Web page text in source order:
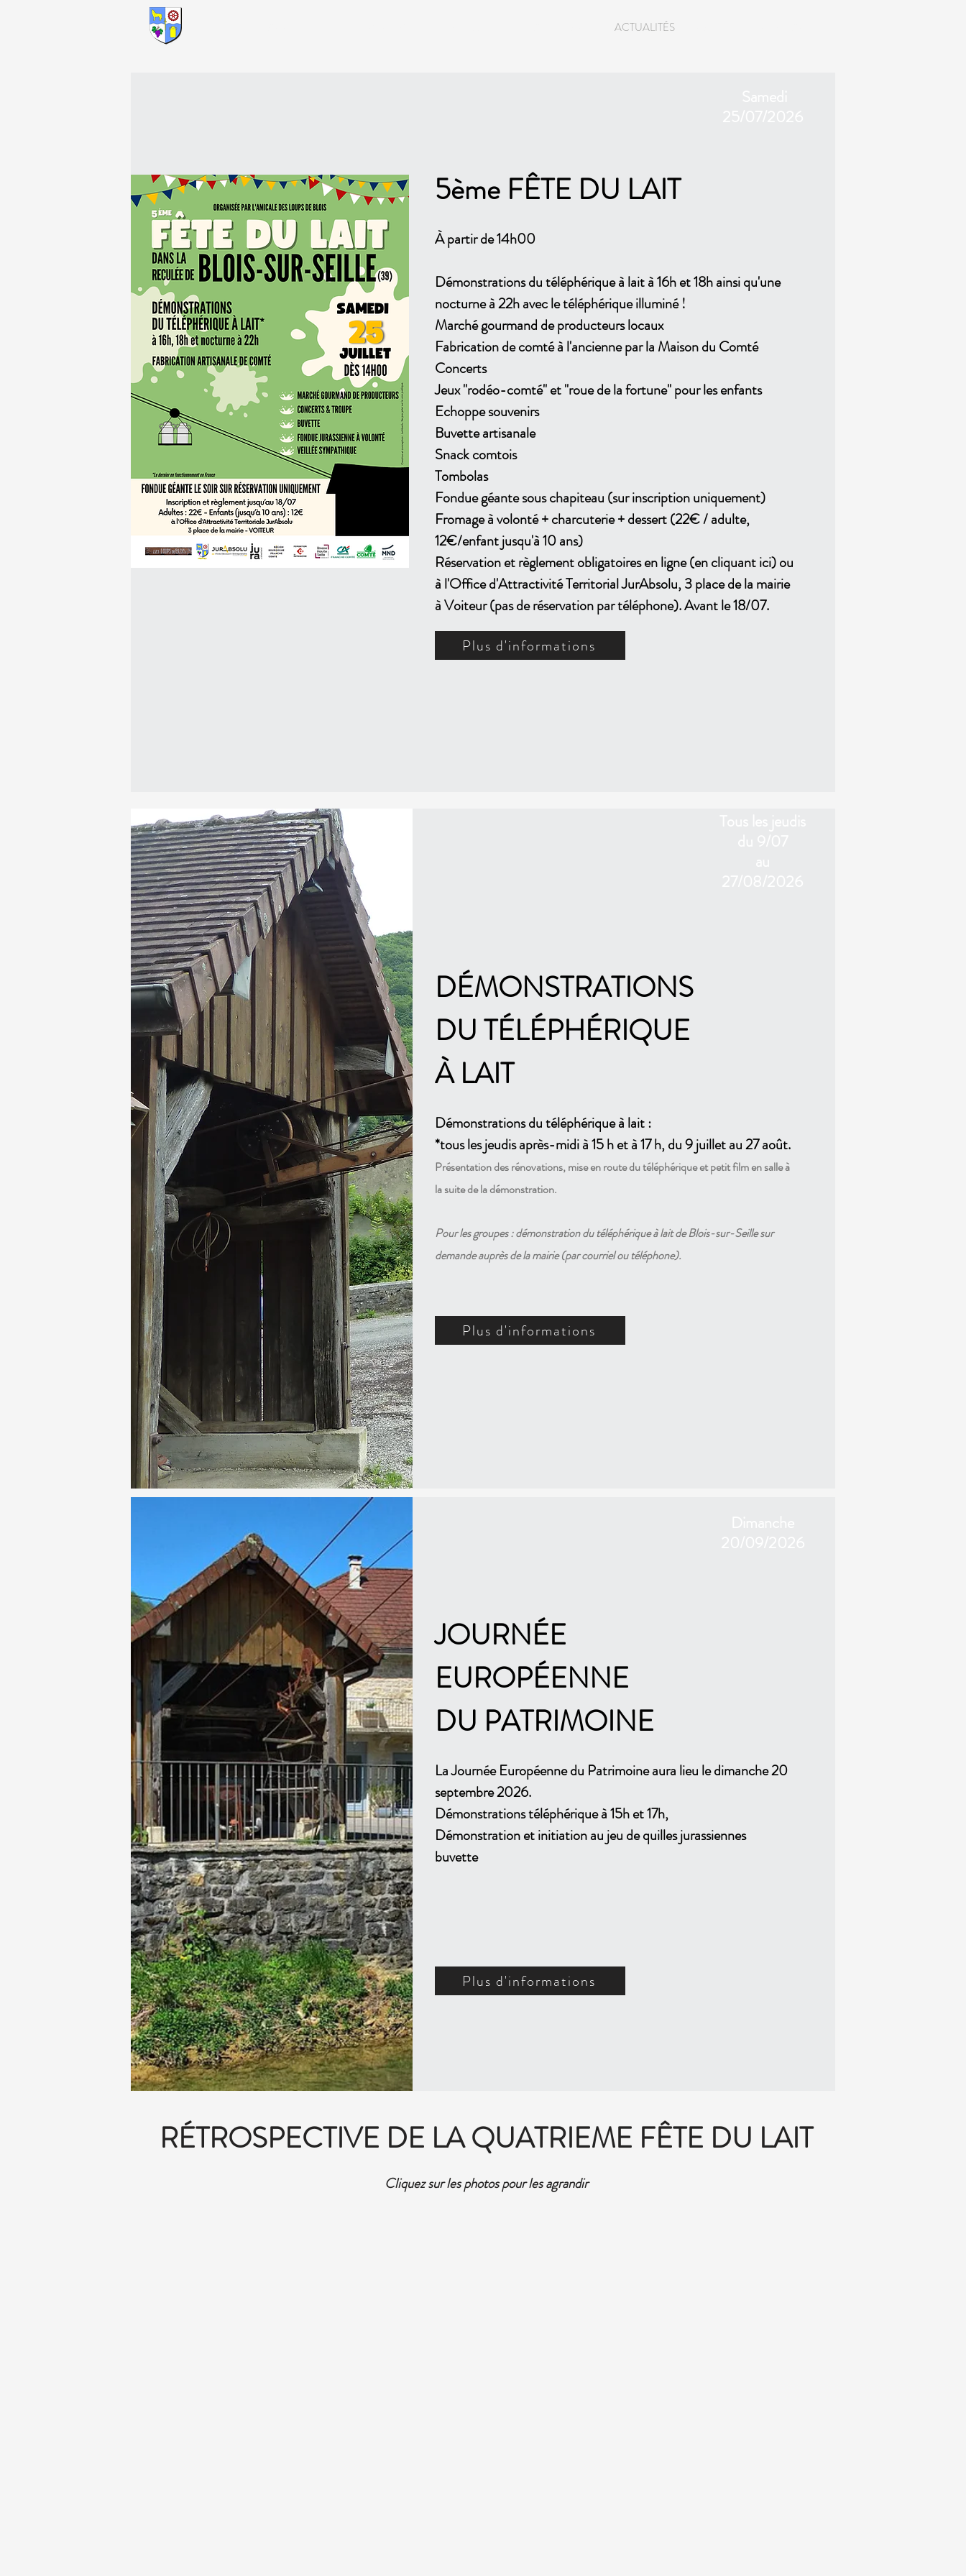
ACTUALITÉS
5ème FÊTE DU LAIT
À partir de 14h00
Démonstrations du téléphérique à lait à 16h et 18h ainsi qu'une
nocturne à 22h avec le téléphérique illuminé !
Marché gourmand de producteurs locaux
Fabrication decomté à l'ancienne par la Maison du Comté
Concerts
Jeux "rodéo-comté" et "roue de la fortune" pour les enfants
Echoppe souvenirs
Buvette artisanale
Snack comtois
Tombolas
Fondue géante sous chapiteau (sur inscription uniquement)
Fromage à volonté + charcuterie + dessert (22€ / adulte,
12€/enfant jusqu'à 10 ans)
Réservation et règlement obligatoires en ligne (en cliquant ici) ou
à l'Office d'Attractivité Territorial JurAbsolu, 3 place de la mairie
à Voiteur (pas de réservation par téléphone). Avant le 18/07.
Plus d'informations
DÉMONSTRATIONS
DU TÉLÉPHÉRIQUE
À LAIT
Démonstrations du téléphérique à lait :
*tous les jeudis après-midi à 15 h et à 17 h, du 9 juillet au 27 août.
Présentation des rénovations, mise en route du téléphérique et petit film en salle à
la suite de la démonstration.
Pour les groupes : démonstration du téléphérique à lait de Blois-sur-Seille sur
demande auprès de la mairie (par courriel ou téléphone).
Plus d'informations
JOURNÉE
EUROPÉENNE
DU PATRIMOINE
La Journée Européenne du Patrimoine aura lieu le dimanche 20
septembre 2026.
Démonstrations téléphérique à 15h et 17h,
Démonstration et initiation au jeu de quilles jurassiennes
buvette
Plus d'informations
RÉTROSPECTIVE DE LA QUATRIEME FÊTE DU LAIT
Cliquez sur les photos pour les agrandir